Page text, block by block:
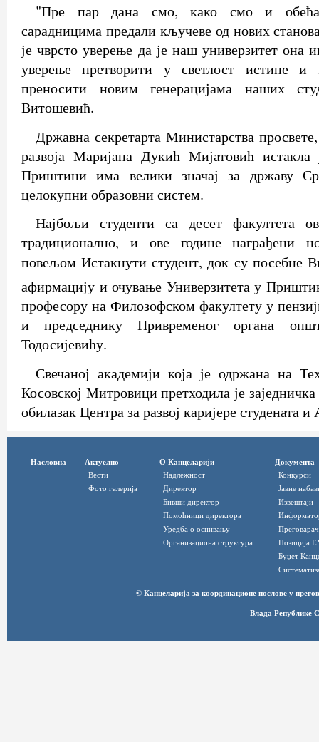
"Пре пар дана смо, како смо и
сарадницима предали кључеве од нових
је чврсто уверење да је наш универзитет она
уверење претворити у светлост истине
преносити новим генерацијама наших
Витошевић.
Државна секретарта Министарства
развоја Маријана Дукић Мијатовић
Приштини има велики значај за државу
целокупни образовни систем.
Најбољи студенти са десет факултета
традиционално, и ове године награђени
повељом Истакнути студент, док су посебне
афирмацију и очување Универзитета у
професору на Филозофском факултету у
и председнику Привременог органа
Тодосијевићу.
Свечаној академији која је одржана на
Косовској Митровици претходила је
обилазак Центра за развој каријере студената
Насловна Актуелно
Вести
Фото галерија
О Канцеларији
Надлежност
Директор
Бивши директор
Помоћници директора
Уредба о оснивању
Организациона структура
Документа
Конкурси
Јавне
Извештаји
Позиција
Буџет
© Канцеларија за координационе послове у
Влада Републике